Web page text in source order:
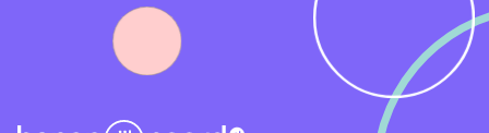
Een informele werksfeer met korte lijnen en veel
onderlinge betrokkenheid;
Een dienstverband van 32 tot 40 uur per week;
Arbeidsvoorwaarden conform de cao voor